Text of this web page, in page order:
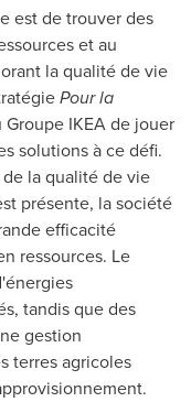
est de trouver des
et au
la qualité de vie
Pour la
Groupe IKEA de jouer
solutions à ce défi.
la qualité de vie
présente, la société
efficacité
ressources. Le
tandis que des
gestion
terres agricoles